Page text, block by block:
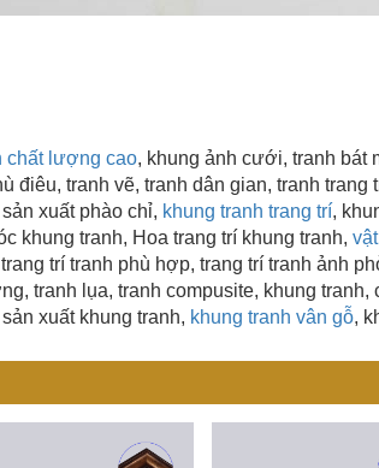
chất lượng cao, khung ảnh cưới, tranh bát
điêu, tranh vẽ, tranh dân gian, tranh trang
xuất phào chỉ, khung tranh trang trí,
khung tranh, Hoa trang trí khung tranh,
trang trí tranh phù hợp, trang trí tranh ảnh
tranh lụa, tranh compusite, khung
sản xuất khung tranh, khung tranh vân gỗ,